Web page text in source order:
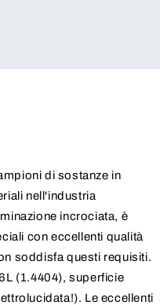
di sostanze in
nell'industria
incrociata, è
con eccellenti qualità
soddisfa questi requisiti.
(1.4404), superficie
Le eccellenti